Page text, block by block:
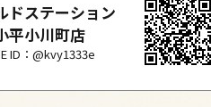
ドステーション
平小川町店
ID：@kvy1333e